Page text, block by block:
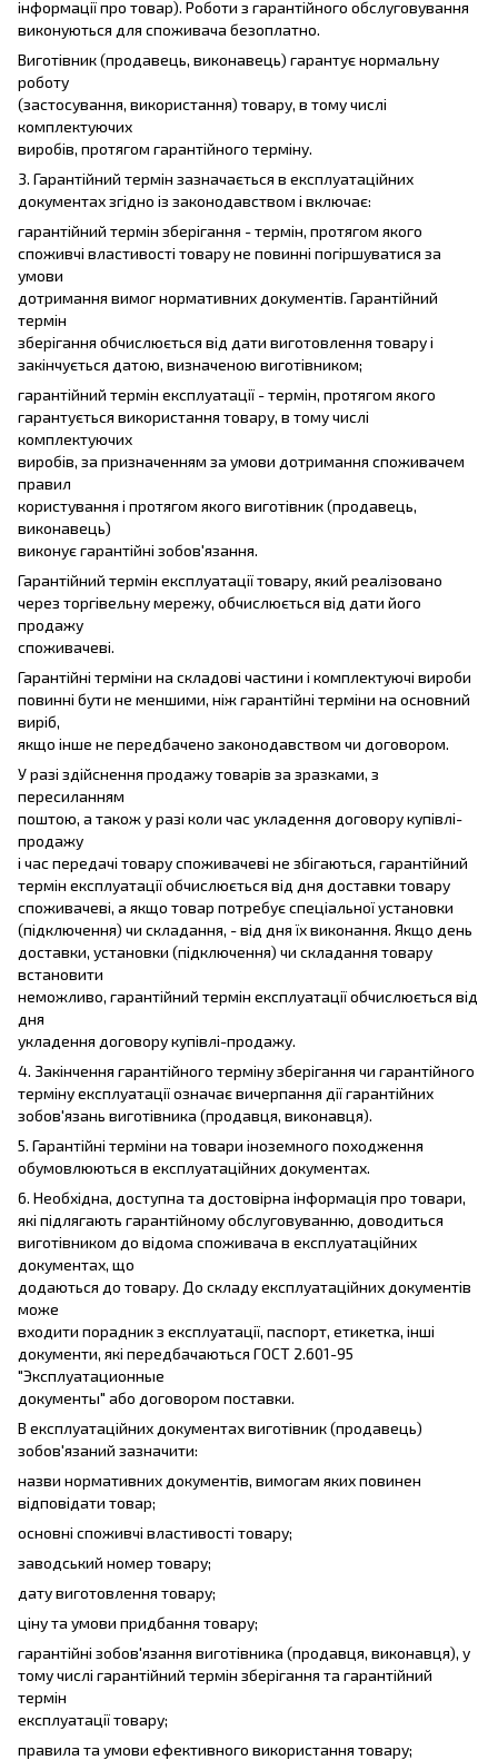
інформації про товар). Роботи з гарантійного обслуговування
виконуються для споживача безоплатно.
Виготівник (продавець, виконавець) гарантує нормальну
роботу
(застосування, використання) товару, в тому числі
комплектуючих
виробів, протягом гарантійного терміну.
3. Гарантійний термін зазначається в експлуатаційних
документах згідно із законодавством і включає:
гарантійний термін зберігання - термін, протягом якого
споживчі властивості товару не повинні погіршуватися за
умови
дотримання вимог нормативних документів. Гарантійний
термін
зберігання обчислюється від дати виготовлення товару і
закінчується датою, визначеною виготівником;
гарантійний термін експлуатації - термін, протягом якого
гарантується використання товару, в тому числі
комплектуючих
виробів, за призначенням за умови дотримання споживачем
правил
користування і протягом якого виготівник (продавець,
виконавець)
виконує гарантійні зобов'язання.
Гарантійний термін експлуатації товару, який реалізовано
через торгівельну мережу, обчислюється від дати його
продажу
споживачеві.
Гарантійні терміни на складові частини і комплектуючі вироби
повинні бути не меншими, ніж гарантійні терміни на основний
виріб,
якщо інше не передбачено законодавством чи договором.
У разі здійснення продажу товарів за зразками, з
пересиланням
поштою, а також у разі коли час укладення договору купівлі-
продажу
і час передачі товару споживачеві не збігаються, гарантійний
термін експлуатації обчислюється від дня доставки товару
споживачеві, а якщо товар потребує спеціальної установки
(підключення) чи складання, - від дня їх виконання. Якщо день
доставки, установки (підключення) чи складання товару
встановити
неможливо, гарантійний термін експлуатації обчислюється від
дня
укладення договору купівлі-продажу.
4. Закінчення гарантійного терміну зберігання чи гарантійного
терміну експлуатації означає вичерпання дії гарантійних
зобов'язань виготівника (продавця, виконавця).
5. Гарантійні терміни на товари іноземного походження
обумовлюються в експлуатаційних документах.
6. Необхідна, доступна та достовірна інформація про товари,
які підлягають гарантійному обслуговуванню, доводиться
виготівником до відома споживача в експлуатаційних
документах, що
додаються до товару. До складу експлуатаційних документів
може
входити порадник з експлуатації, паспорт, етикетка, інші
документи, які передбачаються ГОСТ 2.601-95
"Эксплуатационные
документы" або договором поставки.
В експлуатаційних документах виготівник (продавець)
зобов'язаний зазначити:
назви нормативних документів, вимогам яких повинен
відповідати товар;
основні споживчі властивості товару;
заводський номер товару;
дату виготовлення товару;
ціну та умови придбання товару;
гарантійні зобов'язання виготівника (продавця, виконавця), у
тому числі гарантійний термін зберігання та гарантійний
термін
експлуатації товару;
правила та умови ефективного використання товару;